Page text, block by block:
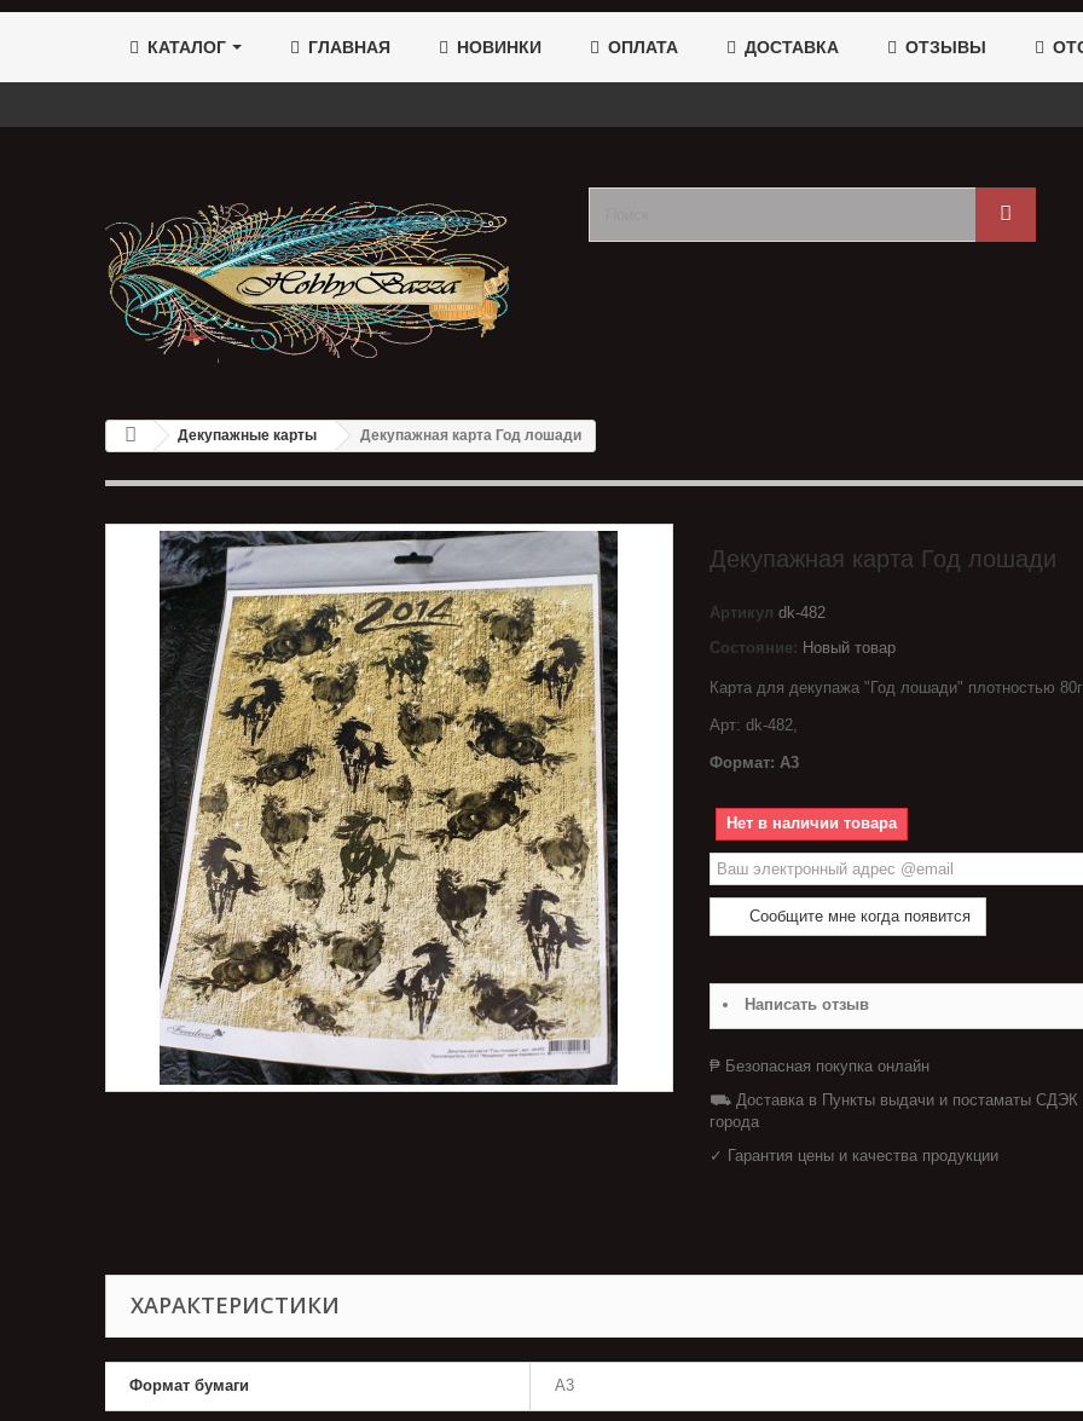
КАТАЛОГ ГЛАВНАЯ НОВИНКИ ОПЛАТА ДОСТАВКА ОТЗЫВЫ
Декупажные карты Декупажная карта Год лошади
Декупажная карта Год лошади
Артикул dk-482
Состояние: Новый товар
Карта для декупажа "Год лошади" плотностью
Арт: dk-482,
Формат: А3
Нет в наличии товара
Сообщите мне когда появится
Написать отзыв
₱ Безопасная покупка онлайн
⛟ Доставка в Пункты выдачи и постаматы СДЭК
города
✓ Гарантия цены и качества продукции
ХАРАКТЕРИСТИКИ
Формат бумаги А3